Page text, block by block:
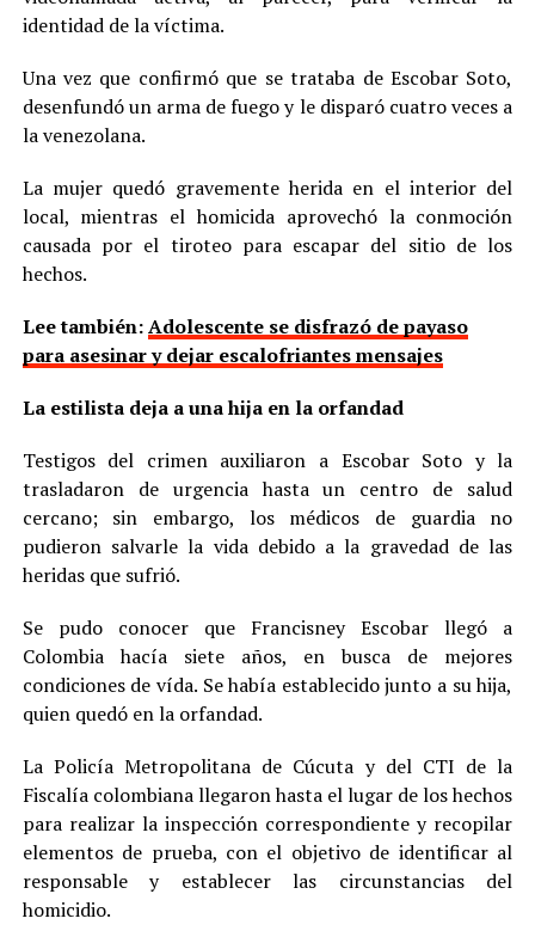
identidad de la víctima.
Una vez que confirmó que se trataba de Escobar Soto,
desenfundó un arma de fuego y le disparó cuatro veces a
la venezolana.
La mujer quedó gravemente herida en el interior del
local, mientras el homicida aprovechó la conmoción
causada por el tiroteo para escapar del sitio de los
hechos.
Lee también:Adolescente se disfrazó de payaso
para asesinar y dejar escalofriantes mensajes
La estilista deja a una hija en la orfandad
Testigos del crimen auxiliaron a Escobar Soto y la
trasladaron de urgencia hasta un centro de salud
cercano; sin embargo, los médicos de guardia no
pudieron salvarle la vida debido a la gravedad de las
heridas que sufrió.
Se pudo conocer que Francisney Escobar llegó a
Colombia hacía siete años, en busca de mejores
condiciones de vída. Se había establecido junto a su hija,
quien quedó en la orfandad.
La Policía Metropolitana de Cúcuta y del CTI de la
Fiscalía colombiana llegaron hasta el lugar de los hechos
para realizar la inspección correspondiente y recopilar
elementos de prueba, con el objetivo de identificar al
responsable y establecer las circunstancias del
homicidio.